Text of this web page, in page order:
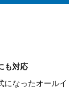
も対応
になったオールイ